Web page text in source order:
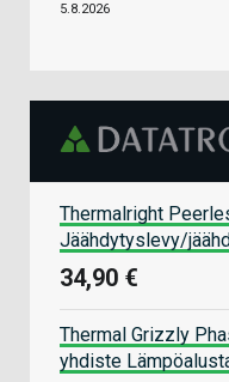
5.8.2026
Thermalright
Jäähdytyslevy/
34,90 €
Thermal Grizzly
yhdiste